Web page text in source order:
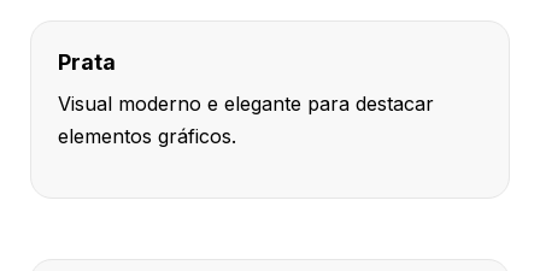
Prata
Visual moderno e elegante para destacar
elementos gráficos.